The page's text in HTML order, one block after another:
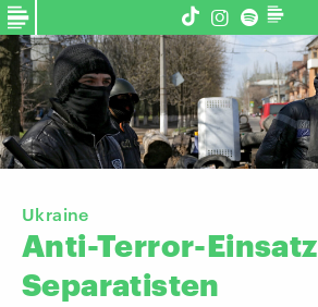
Ukraine
Anti-Terror-Einsatz
Separatisten